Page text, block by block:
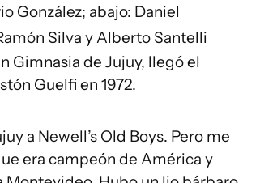
González; abajo: Daniel
Silva y Alberto Santelli
Gimnasia de Jujuy, llegó el
Guelfi en 1972.
a Newell’s Old Boys. Pero me
era campeón de América y